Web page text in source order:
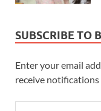
SUBSCRIBE TO
Enter your email
receive notifications